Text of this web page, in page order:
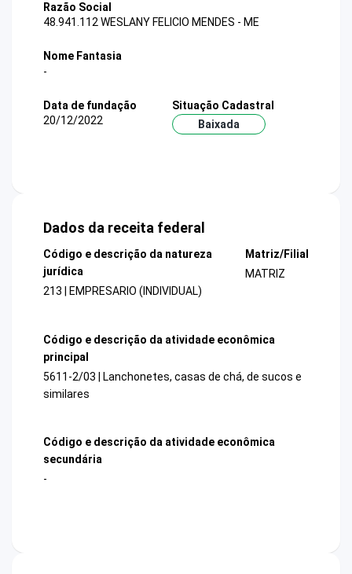
Razão Social
48.941.112 WESLANY FELICIO MENDES - ME
Nome Fantasia
-
Data de fundação
20/12/2022
Situação Cadastral
Baixada
Dados da receita federal
Código e descrição da natureza
jurídica
213 | EMPRESARIO (INDIVIDUAL)
Matriz/Filial
MATRIZ
Código e descrição da atividade econômica
principal
5611-2/03 | Lanchonetes, casas de chá, de sucos e
similares
Código e descrição da atividade econômica
secundária
-